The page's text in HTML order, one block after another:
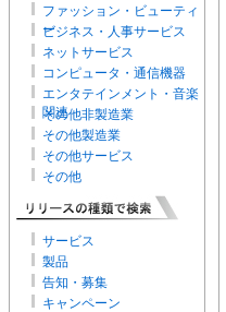
ファッション・ビューティ
ー
ビジネス・人事サービス
ネットサービス
コンピュータ・通信機器
エンタテインメント・音楽
関連
その他非製造業
その他製造業
その他サービス
その他
サービス
製品
告知・募集
キャンペーン